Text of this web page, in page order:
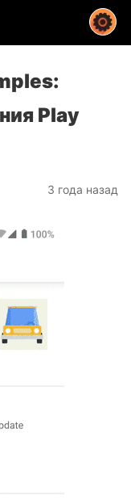
Play
3 года назад